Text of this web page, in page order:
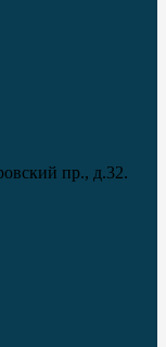
пр., д.32.